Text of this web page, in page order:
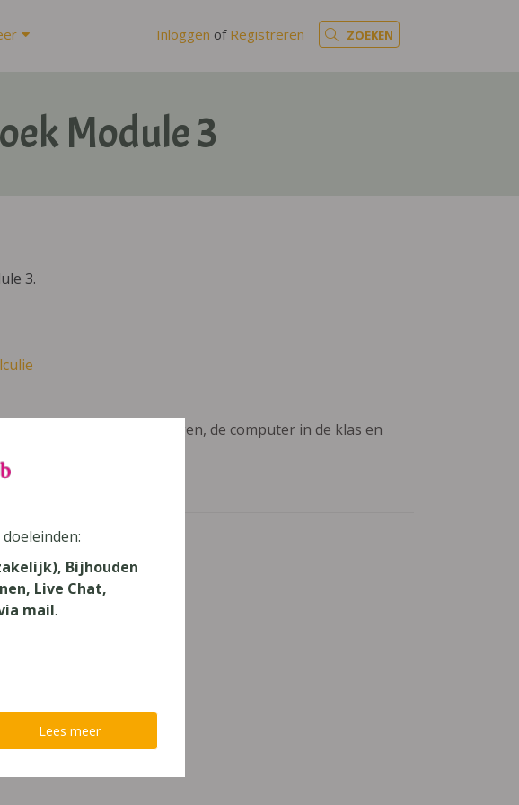
Inloggen of Registreren ZOEKEN
Module 3
3.
als redelijke aanpassingen, de computer in de klas en
3
Bijhouden
Live Chat,
mail.
Lees meer